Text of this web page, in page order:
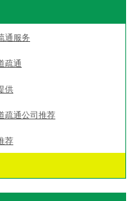
通服务
疏通
供
疏通公司推荐
荐